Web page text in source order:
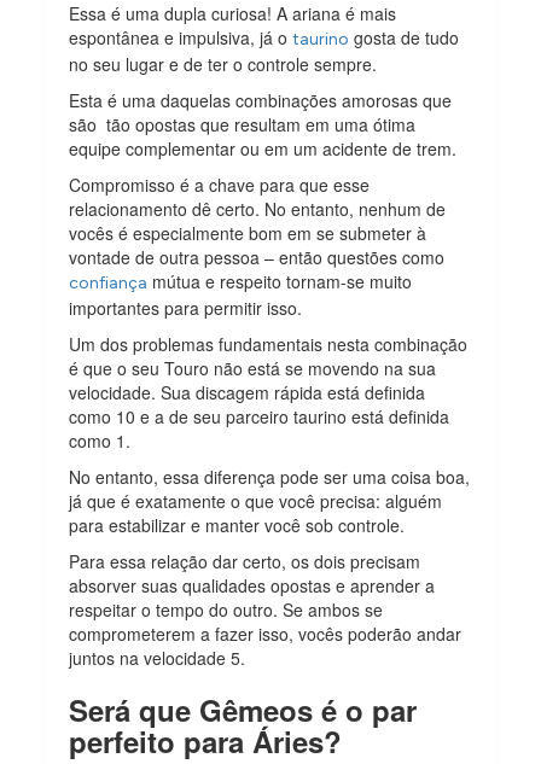
Essa é uma dupla curiosa! A ariana é mais
espontânea e impulsiva, já otaurino gosta de tudo
no seu lugar e de ter o controle sempre.
Esta é uma daquelas combinações amorosas que
são tão opostas que resultam em uma ótima
equipe complementar ou em um acidente de trem.
Compromisso é a chave para que esse
relacionamento dê certo. No entanto, nenhum de
vocês é especialmente bom em se submeter à
vontade de outra pessoa – então questões como
confiança mútua e respeito tornam-se muito
importantes para permitir isso.
Um dos problemas fundamentais nesta combinação
é que o seu Touro não está se movendo na sua
velocidade. Sua discagem rápida está definida
como 10 e a de seu parceiro taurino está definida
como 1.
No entanto, essa diferença pode ser uma coisa boa,
já que é exatamente o que você precisa: alguém
para estabilizar e manter você sob controle.
Para essa relação dar certo, os dois precisam
absorver suas qualidades opostas e aprender a
respeitar o tempo do outro. Se ambos se
comprometerem a fazer isso, vocês poderão andar
juntos na velocidade 5.
Será que Gêmeos é o par
perfeito para Áries?